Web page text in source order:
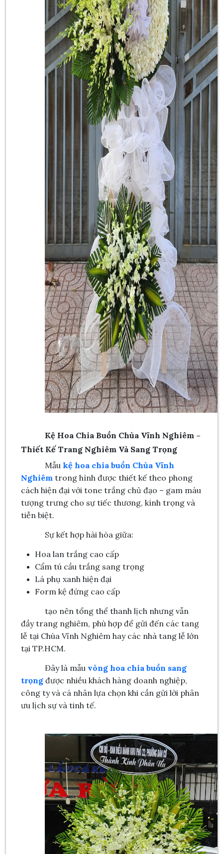
Kệ Hoa Chia Buồn Chùa Vĩnh Nghiêm –
Thiết Kế Trang Nghiêm Và Sang Trọng
Mẫu kệ hoa chia buồn Chùa Vĩnh
Nghiêmtrong hình được thiết kế theo phong
cách hiện đại với tone trắng chủ đạo – gam màu
tượng trưng cho sự tiếc thương, kính trọng và
tiễn biệt.
Sự kết hợp hài hòa giữa:
Hoa lan trắng cao cấp
Cẩm tú cầu trắng sang trọng
Lá phụ xanh hiện đại
Form kệ đứng cao cấp
tạo nên tổng thể thanh lịch nhưng vẫn
đầy trang nghiêm, phù hợp để gửi đến các tang
lễ tại Chùa Vĩnh Nghiêm hay các nhà tang lễ lớn
tại TP.HCM.
Đây là mẫu vòng hoa chia buồn sang
trọngđược nhiều khách hàng doanh nghiệp,
công ty và cá nhân lựa chọn khi cần gửi lời phân
ưu lịch sự và tinh tế.